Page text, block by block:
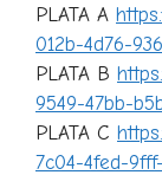
PLATA A
012b-4d76-
PLATA B
9549-47bb-
PLATA C
7c04-4fed-